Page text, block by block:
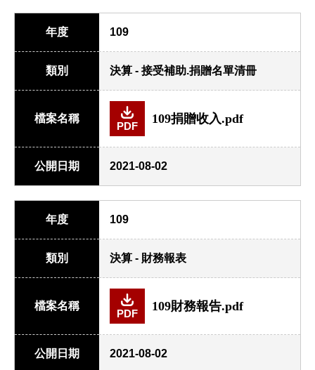
年度 109
類別 決算 - 接受補助.捐贈名單清冊
檔案名稱
PDF
109捐贈收入.pdf
公開日期 2021-08-02
年度 109
類別 決算 - 財務報表
檔案名稱
PDF
109財務報告.pdf
公開日期 2021-08-02